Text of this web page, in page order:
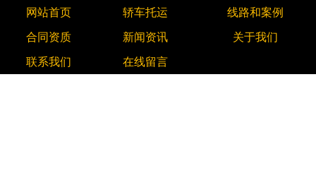
网站首页 轿车托运 线路和案例
合同资质 新闻资讯 关于我们
联系我们 在线留言